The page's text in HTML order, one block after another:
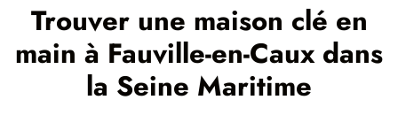
Trouver une maison clé en
main à Fauville-en-Caux dans
la Seine Maritime